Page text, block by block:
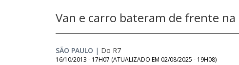
Van e carro bateram de frente na
SÃO PAULO | Do R7
16/10/2013 - 17H07 (ATUALIZADO EM 02/08/2025 - 19H08)